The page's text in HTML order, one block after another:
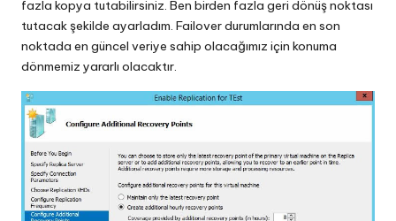
fazla kopya tutabilirsiniz. Ben birden fazla geri dönüş noktası
tutacak şekilde ayarladım. Failover durumlarında en son
noktada en güncel veriye sahip olacağımız için konuma
dönmemiz yararlı olacaktır.